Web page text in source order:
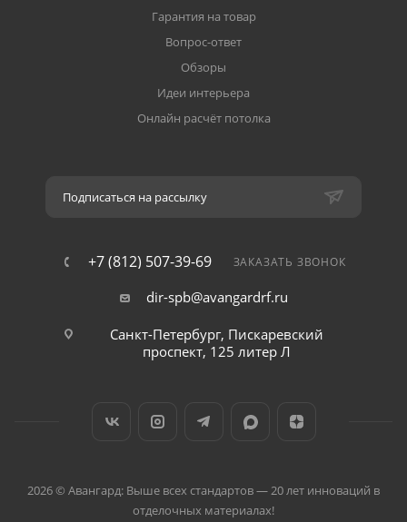
Гарантия на товар
Вопрос-ответ
Обзоры
Идеи интерьера
Онлайн расчёт потолка
Подписаться на рассылку
+7 (812) 507-39-69 ЗАКАЗАТЬ ЗВОНОК
dir-spb@avangardrf.ru
Санкт-Петербург, Пискаревский
проспект, 125 литер Л
2026 © Авангард: Выше всех стандартов — 20 лет инноваций в
отделочных материалах!